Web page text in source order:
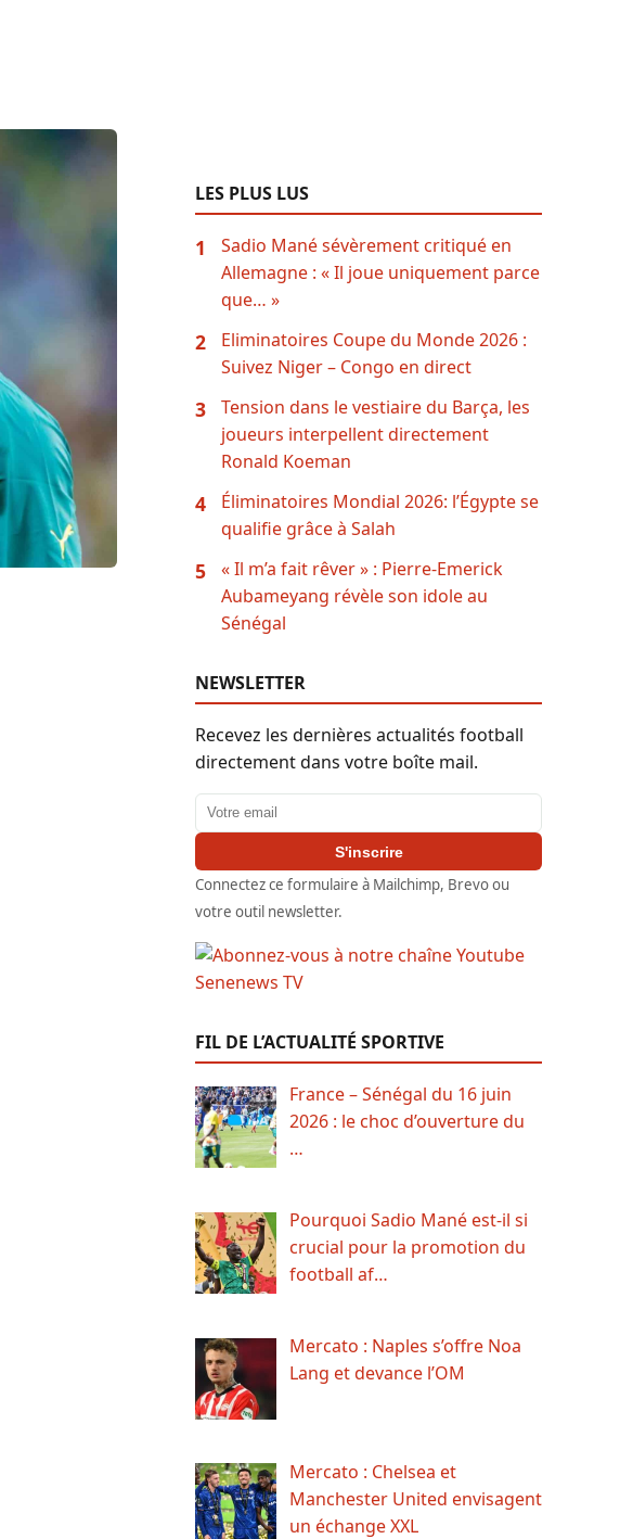
LES PLUS LUS
1
Sadio Mané sévèrement critiqué en
Allemagne : « Il joue uniquement parce
que… »
2
Eliminatoires Coupe du Monde 2026 :
Suivez Niger – Congo en direct
3
Tension dans le vestiaire du Barça, les
joueurs interpellent directement
Ronald Koeman
4
Éliminatoires Mondial 2026: l’Égypte se
qualifie grâce à Salah
5
« Il m’a fait rêver » : Pierre-Emerick
Aubameyang révèle son idole au
Sénégal
NEWSLETTER
Recevez les dernières actualités football
directement dans votre boîte mail.
Adresse email
S'inscrire
Connectez ce formulaire à Mailchimp, Brevo ou
votre outil newsletter.
FIL DE L’ACTUALITÉ SPORTIVE
France – Sénégal du 16 juin
2026 : le choc d’ouverture du
…
Pourquoi Sadio Mané est-il si
crucial pour la promotion du
football af…
Mercato : Naples s’offre Noa
Lang et devance l’OM
Mercato : Chelsea et
Manchester United envisagent
un échange XXL